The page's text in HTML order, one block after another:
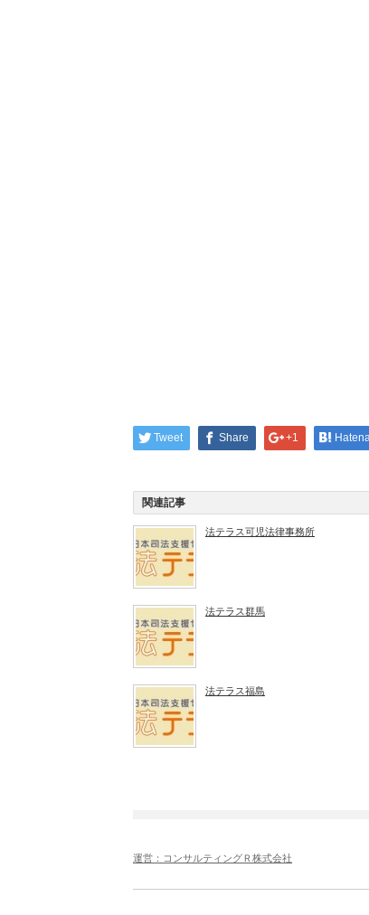
Tweet Share +1 Hatena
関連記事
法テラス可児法律事務所
法テラス群馬
法テラス福島
運営：コンサルティングＲ株式会社